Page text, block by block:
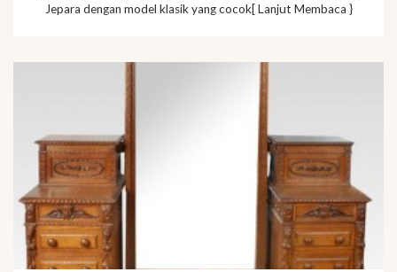
Jepara dengan model klasik yang cocok[ Lanjut Membaca }